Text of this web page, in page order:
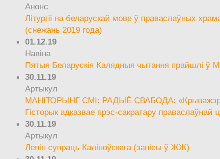
Анонс
Літургіі на беларускай мове ў праваслаўных
(снежань 2019 года)
01.12.19
Навіна
Пятыя Беларускія Калядныя чытання прайшлі ў
30.11.19
Артыкул
МАНІТОРЫНГ СМІ: РАДЫЁ СВАБОДА:
Гісторык адказвае прэс-сакратару праваслаўнай
30.11.19
Артыкул
Лепін супраць Каліноўскага (запісы ў ЖЖ)